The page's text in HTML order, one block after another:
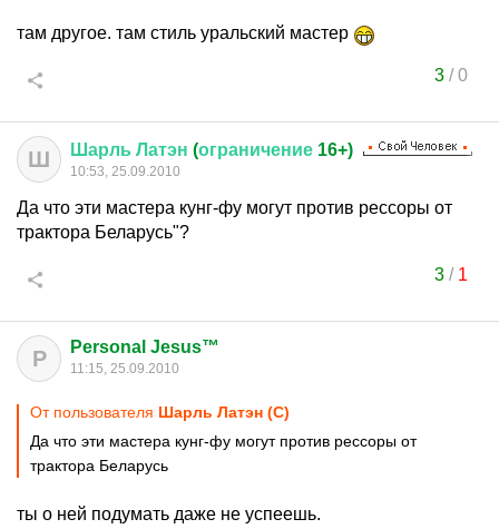
там другое. там стиль уральский мастер
3/0
Ш Шарль Латэн (ограничение 16+)
10:53, 25.09.2010
Да что эти мастера кунг-фу могут против рессоры от
трактора Беларусь"?
3/ 1
P Personal Jesus™
11:15, 25.09.2010
От пользователя Шарль Латэн (С)
Да что эти мастера кунг-фу могут против рессоры от
трактора Беларусь
ты о ней подумать даже не успеешь.